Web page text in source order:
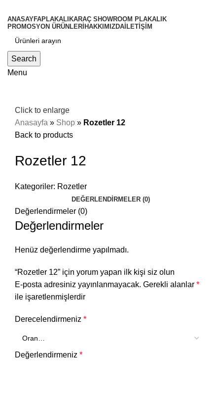
ANASAYFAPLAKALIKARAÇ SHOWROOM PLAKALIK
PROMOSYON ÜRÜNLERİ HAKKIMIZDA İLETİŞİM
Search
Menu
Click to enlarge
Anasayfa » Shop » Rozetler 12
Back to products
Rozetler 12
Kategoriler: Rozetler
DEĞERLENDIRMELER (0)
Değerlendirmeler (0)
Değerlendirmeler
Henüz değerlendirme yapılmadı.
“Rozetler 12” için yorum yapan ilk kişi siz olun
E-posta adresiniz yayınlanmayacak. Gerekli alanlar *
ile işaretlenmişlerdir
Derecelendirmeniz *
Değerlendirmeniz *